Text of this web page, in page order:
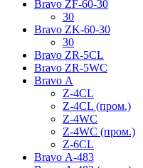
Bravo ZF-60-30
30
Bravo ZK-60-30
30
Bravo ZR-5CL
Bravo ZR-5WC
Bravo А
Z-4CL
Z-4CL (пром.)
Z-4WC
Z-4WC (пром.)
Z-6CL
Bravo А-483